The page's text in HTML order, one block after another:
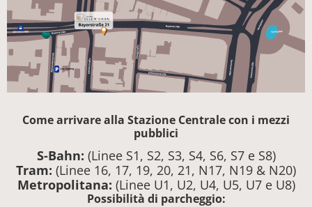
Come arrivare alla Stazione Centrale con i mezzi
pubblici
S-Bahn: (Linee S1, S2, S3, S4, S6, S7 e S8)
Tram: (Linee 16, 17, 19, 20, 21, N17, N19 & N20)
Metropolitana: (Linee U1, U2, U4, U5, U7 e U8)
Possibilità di parcheggio: